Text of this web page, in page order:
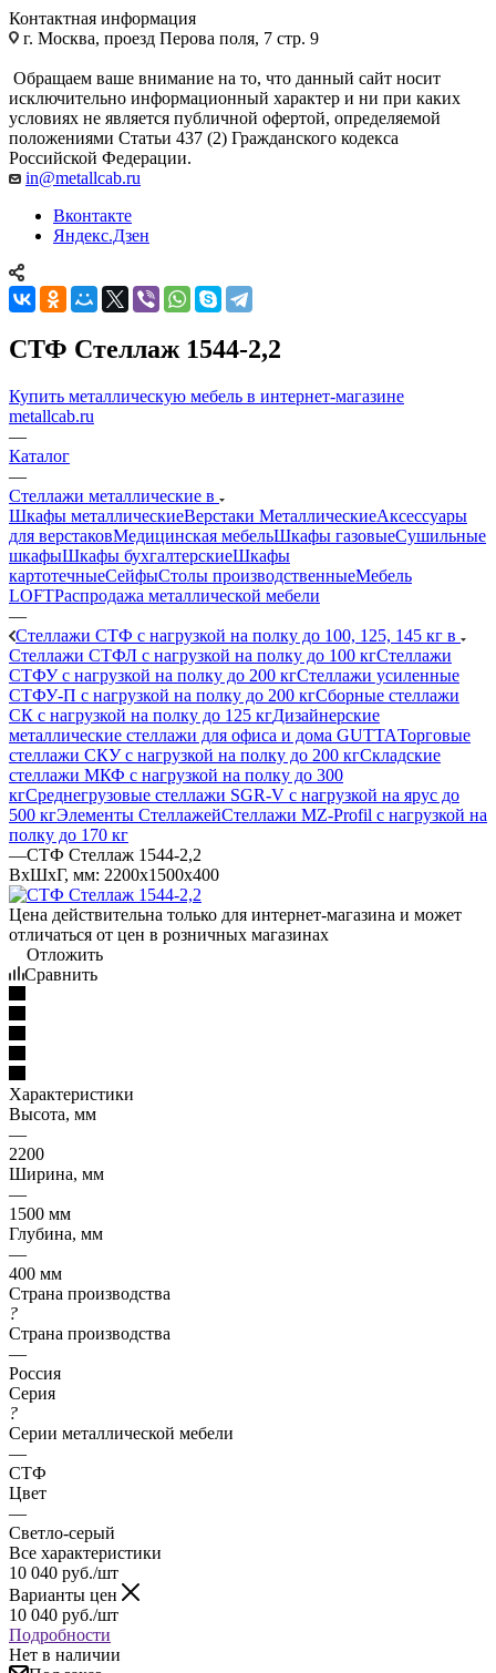
Контактная информация
г. Москва, проезд Перова поля, 7 стр. 9
Обращаем ваше внимание на то, что данный сайт носит
исключительно информационный характер и ни при каких
условиях не является публичной офертой, определяемой
положениями Статьи 437 (2) Гражданского кодекса
Российской Федерации.
in@metallcab.ru
Вконтакте
Яндекс.Дзен
СТФ Стеллаж 1544-2,2
Купить металлическую мебель в интернет-магазине
metallcab.ru
—
Каталог
—
Стеллажи металлические в
Шкафы металлическиеВерстаки МеталлическиеАксессуары
для верстаковМедицинская мебельШкафы газовыеСушильные
шкафыШкафы бухгалтерскиеШкафы
картотечныеСейфыСтолы производственныеМебель
LOFTРаспродажа металлической мебели
—
Стеллажи СТФ с нагрузкой на полку до 100, 125, 145 кг в
Стеллажи СТФЛ с нагрузкой на полку до 100 кгСтеллажи
СТФУ с нагрузкой на полку до 200 кгСтеллажи усиленные
СТФУ-П с нагрузкой на полку до 200 кгСборные стеллажи
СК с нагрузкой на полку до 125 кгДизайнерские
металлические стеллажи для офиса и дома GUTTAТорговые
стеллажи СКУ с нагрузкой на полку до 200 кгСкладские
стеллажи МКФ с нагрузкой на полку до 300
кгСреднегрузовые стеллажи SGR-V с нагрузкой на ярус до
500 кгЭлементы СтеллажейСтеллажи MZ-Profil с нагрузкой на
полку до 170 кг
—СТФ Стеллаж 1544-2,2
ВхШхГ, мм: 2200x1500x400
Цена действительна только для интернет-магазина и может
отличаться от цен в розничных магазинах
Отложить
Сравнить
Характеристики
Высота, мм
—
2200
Ширина, мм
—
1500 мм
Глубина, мм
—
400 мм
Страна производства
?
Страна производства
—
Россия
Серия
?
Серии металлической мебели
—
СТФ
Цвет
—
Светло-серый
Все характеристики
10 040 руб./шт
Варианты цен
10 040 руб./шт
Подробности
Нет в наличии